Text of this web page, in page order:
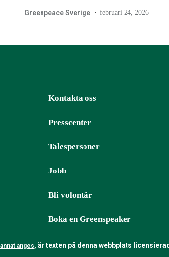
Greenpeace Sverige februari 24, 2026
Kontakta oss
Presscenter
Talespersoner
Jobb
Bli volontär
Boka en Greenspeaker
annat anges, är texten på denna webbplats